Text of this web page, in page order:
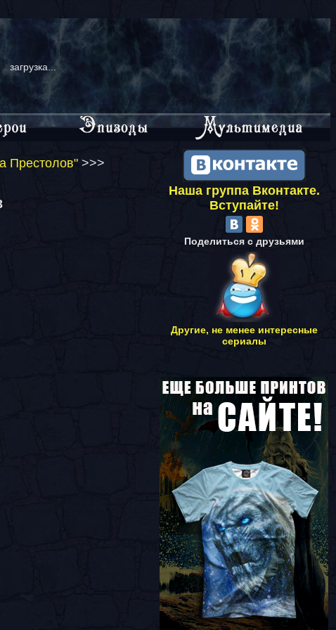
загрузка...
Престолов" >>>
Наша группа Вконтакте.
Вступайте!
Поделиться с друзьями
Другие, не менее интересные
сериалы